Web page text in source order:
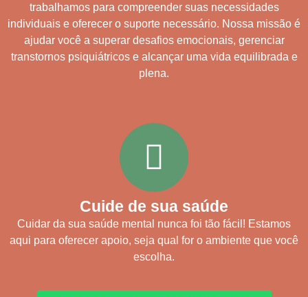
trabalhamos para compreender suas necessidades
individuais e oferecer o suporte necessário. Nossa missão é
ajudar você a superar desafios emocionais, gerenciar
transtornos psiquiátricos e alcançar uma vida equilibrada e
plena.
Cuide de sua saúde
Cuidar da sua saúde mental nunca foi tão fácil! Estamos
aqui para oferecer apoio, seja qual for o ambiente que você
escolha.